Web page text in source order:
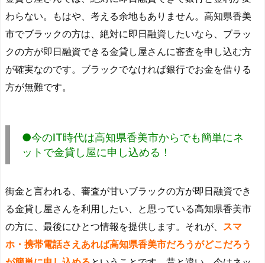
わらない。もはや、考える余地もありません。高知県香美
市でブラックの方は、絶対に即日融資したいなら、ブラッ
クの方が即日融資できる金貸し屋さんに審査を申し込む方
が確実なのです。ブラックでなければ銀行でお金を借りる
方が無難です。
●今のIT時代は高知県香美市からでも簡単にネ
ットで金貸し屋に申し込める！
街金と言われる、審査が甘いブラックの方が即日融資でき
る金貸し屋さんを利用したい、と思っている高知県香美市
の方に、最後にひとつ情報を提供します。それが、 スマ
ホ・携帯電話さえあれば高知県香美市だろうがどこだろう